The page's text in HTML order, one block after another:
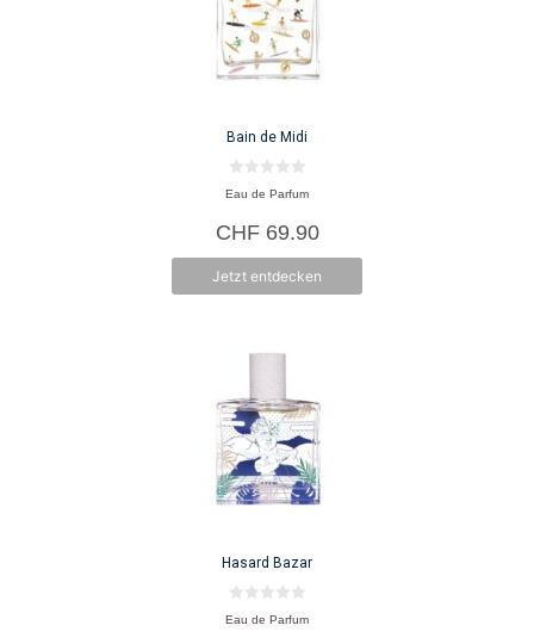
Bain de Midi
0
v
n
5
Eau de Parfum
CHF69.90
Jetzt entdecken
Hasard Bazar
0
v
Eau de Parfum